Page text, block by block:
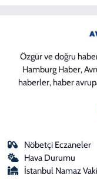
Özgür ve doğru
Hamburg Haber,
haberler, haber
Nöbetçi Eczaneler
Hava Durumu
İstanbul Namaz